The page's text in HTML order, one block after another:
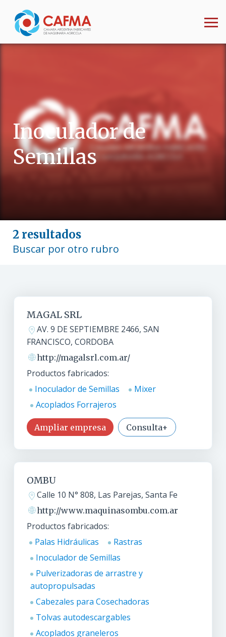
Inoculador de
Semillas
2 resultados
Buscar por otro rubro
MAGAL SRL
AV. 9 DE SEPTIEMBRE 2466, SAN
FRANCISCO, CORDOBA
http://magalsrl.com.ar/
Productos fabricados:
Inoculador de Semillas
Mixer
Acoplados Forrajeros
Ampliar empresa Consulta+
OMBU
Calle 10 N° 808, Las Parejas, Santa Fe
http://www.maquinasombu.com.ar
Productos fabricados:
Palas Hidráulicas
Rastras
Inoculador de Semillas
Pulverizadoras de arrastre y
autopropulsadas
Cabezales para Cosechadoras
Tolvas autodescargables
Acoplados graneleros